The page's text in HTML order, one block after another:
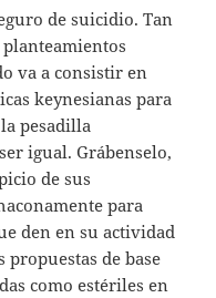
de suicidio. Tan
va a consistir en
keynesianas para
pesadilla
igual. Grábenselo,
de sus
para
den en su actividad
de base
como estériles en